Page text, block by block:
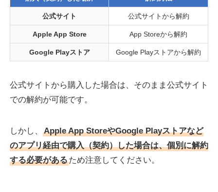
公式サイト 公式サイトから解約
Apple App Store App Storeから解約
Google Playストア Google Playストアから解約
公式サイトから購入した場合は、そのまま公式サイト
での解約が可能です。
しかし、
Apple App StoreやGoogle Playストアなど
のアプリ経由で購入（契約）した場合は、個別に解約
する必要があるため注意してください。